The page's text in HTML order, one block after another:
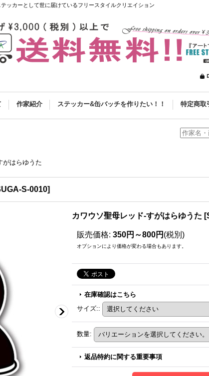
ッカーとして世に届けているフリースタイルクリエイション
作家紹介 ステッカー&缶バッチを作りたい！！ 特定商取
がはらゆうた
S-0010]
カワウソ聖母レッド-すがはらゆうた [
販売価格: 350円～800円 (税別)
オプションにより価格が変わる場合もあります。
在庫確認はこちら
サイズ::
数量:
返品特約に関する重要事項